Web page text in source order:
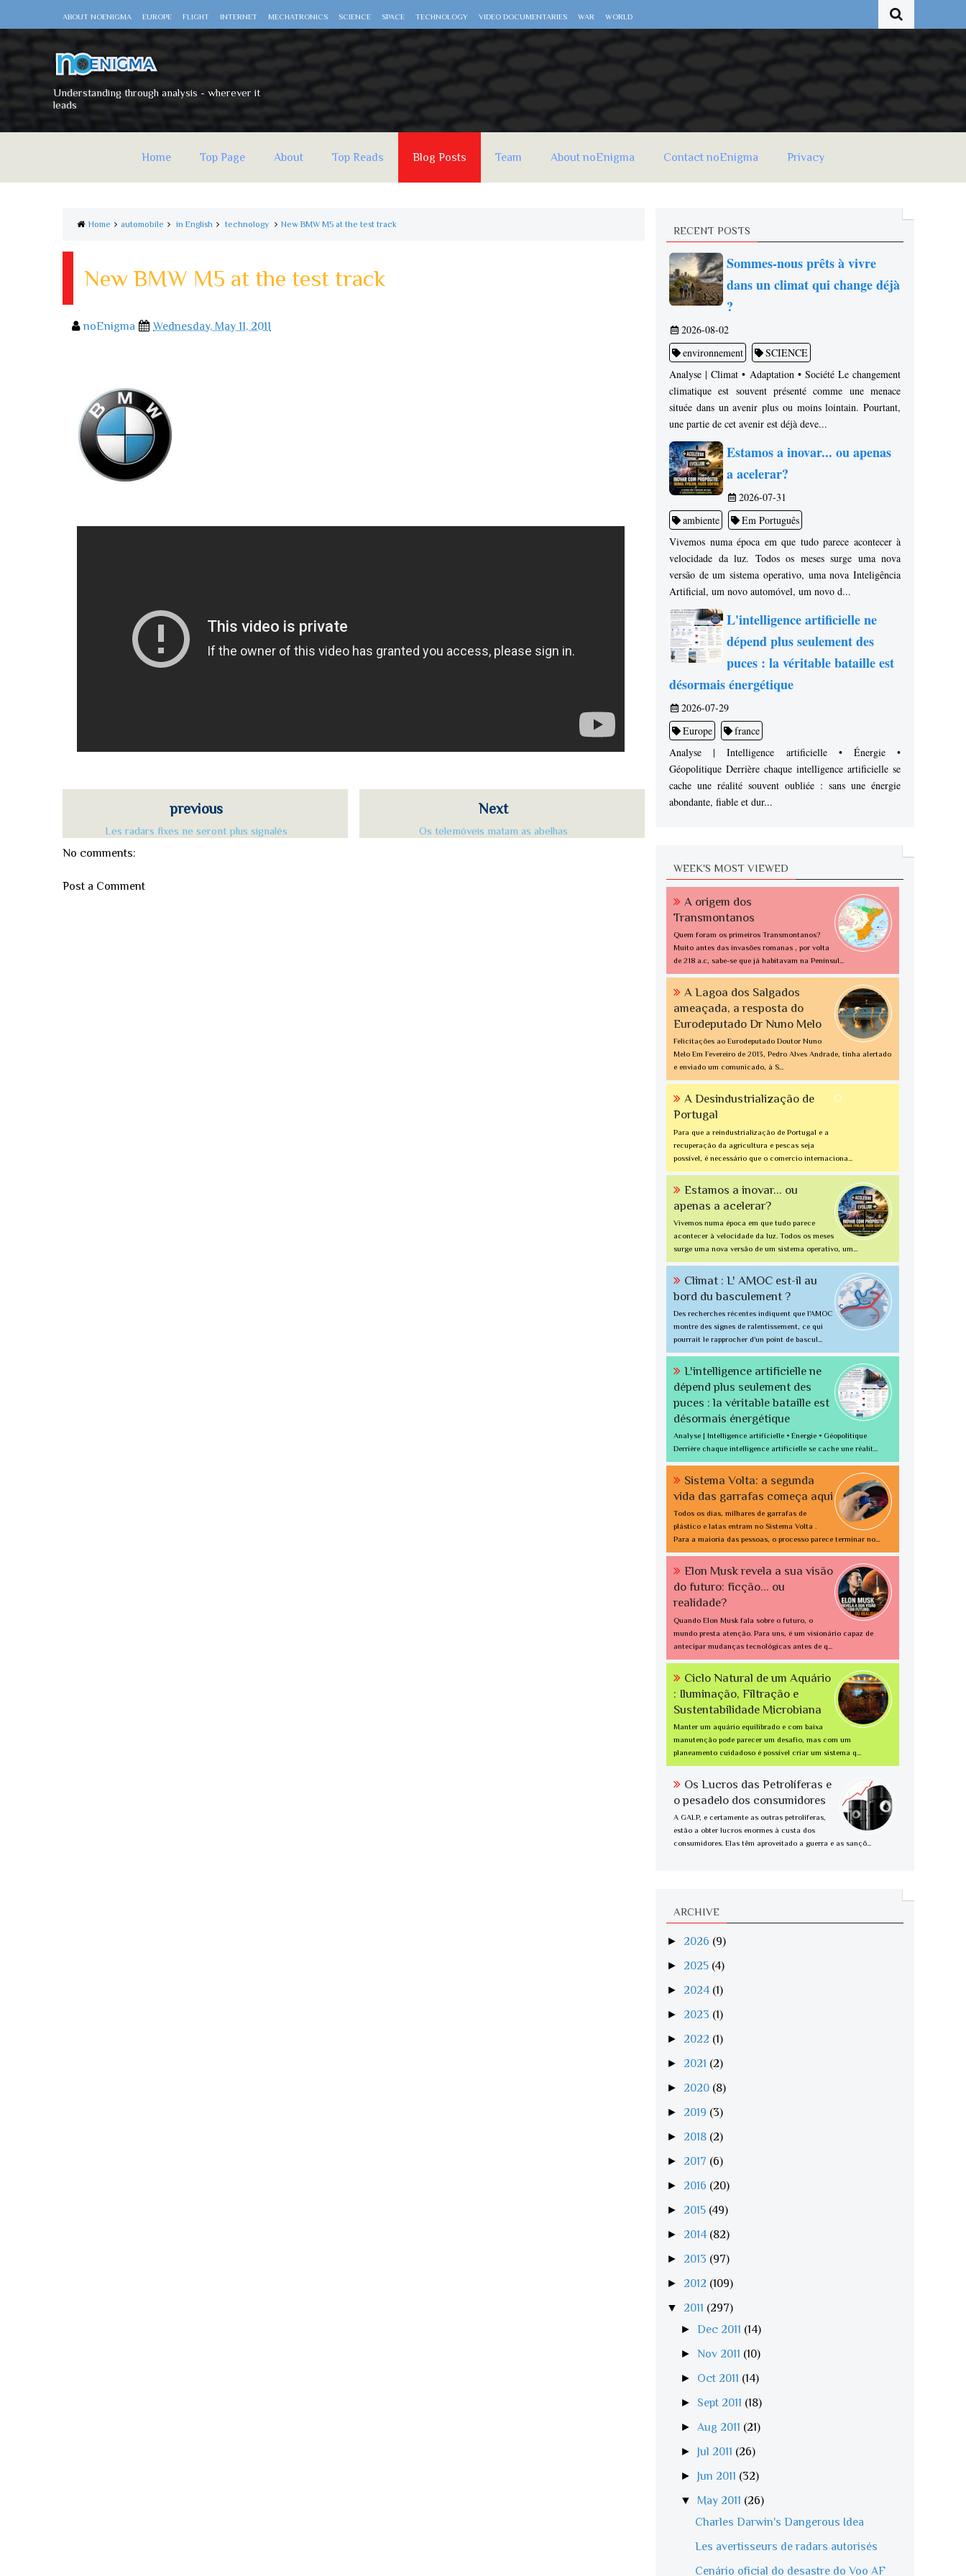
ABOUT NOENIGMA EUROPE FLIGHT INTERNET MECHATRONICS SCIENCE SPACE TECHNOLOGY VIDEO DOCUMENTARIES WAR WORLD
Understanding through analysis - wherever it
leads
Home Top Page About Top Reads Blog Posts Team About noEnigma Contact noEnigma Privacy
Home automobile in English technology New BMW M5 at the test track
New BMW M5 at the test track
noEnigma Wednesday, May 11, 2011
Next
Os telemóveis matam as abelhas
previous
Les radars fixes ne seront plus signalés
No comments:
Post a Comment
RECENT POSTS
Sommes-nous prêts à vivre
dans un climat qui change déjà
?
2026-08-02
environnement
SCIENCE
Analyse | Climat • Adaptation • Société Le changement
climatique est souvent présenté comme une menace
située dans un avenir plus ou moins lointain. Pourtant,
une partie de cet avenir est déjà deve...
Estamos a inovar... ou apenas
a acelerar?
2026-07-31
ambiente
Em Português
Vivemos numa época em que tudo parece acontecer à
velocidade da luz. Todos os meses surge uma nova
versão de um sistema operativo, uma nova Inteligência
Artificial, um novo automóvel, um novo d...
L'intelligence artificielle ne
dépend plus seulement des
puces : la véritable bataille est
désormais énergétique
2026-07-29
Europe
france
Analyse | Intelligence artificielle • Énergie •
Géopolitique Derrière chaque intelligence artificielle se
cache une réalité souvent oubliée : sans une énergie
abondante, fiable et dur...
WEEK'S MOST VIEWED
A origem dos
Transmontanos
Quem foram os primeiros Transmontanos?
Muito antes das invasões romanas , por volta
de 218 a.c, sabe-se que já habitavam na Penínsul...
A Lagoa dos Salgados
ameaçada, a resposta do
Eurodeputado Dr Nuno Melo
Felicitações ao Eurodeputado Doutor Nuno
Melo Em Fevereiro de 2013, Pedro Alves Andrade, tinha alertado
e enviado um comunicado, à S...
A Desindustrialização de
Portugal
Para que a reindustrialização de Portugal e a
recuperação da agricultura e pescas seja
possível, é necessário que o comercio internaciona...
Estamos a inovar... ou
apenas a acelerar?
Vivemos numa época em que tudo parece
acontecer à velocidade da luz. Todos os meses
surge uma nova versão de um sistema operativo, um...
Climat : L' AMOC est-il au
bord du basculement ?
Des recherches récentes indiquent que l'AMOC
montre des signes de ralentissement, ce qui
pourrait le rapprocher d'un point de bascul...
L'intelligence artificielle ne
dépend plus seulement des
puces : la véritable bataille est
désormais énergétique
Analyse | Intelligence artificielle • Énergie • Géopolitique
Derrière chaque intelligence artificielle se cache une réalit...
Sistema Volta: a segunda
vida das garrafas começa aqui
Todos os dias, milhares de garrafas de
plástico e latas entram no Sistema Volta .
Para a maioria das pessoas, o processo parece terminar no...
Elon Musk revela a sua visão
do futuro: ficção... ou
realidade?
Quando Elon Musk fala sobre o futuro, o
mundo presta atenção. Para uns, é um visionário capaz de
antecipar mudanças tecnológicas antes de q...
Ciclo Natural de um Aquário
: Iluminação, Filtração e
Sustentabilidade Microbiana
Manter um aquário equilibrado e com baixa
manutenção pode parecer um desafio, mas com um
planeamento cuidadoso é possível criar um sistema q...
Os Lucros das Petrolíferas e
o pesadelo dos consumidores
A GALP, e certamente as outras petrolíferas,
estão a obter lucros enormes à custa dos
consumidores. Elas têm aproveitado a guerra e as sançõ...
ARCHIVE
► 2026 (9)
► 2025 (4)
► 2024 (1)
► 2023 (1)
► 2022 (1)
► 2021 (2)
► 2020 (8)
► 2019 (3)
► 2018 (2)
► 2017 (6)
► 2016 (20)
► 2015 (49)
► 2014 (82)
► 2013 (97)
► 2012 (109)
▼ 2011 (297)
►Dec 2011 (14)
►Nov 2011 (10)
► Oct 2011 (14)
► Sept 2011 (18)
► Aug 2011 (21)
► Jul 2011 (26)
► Jun 2011 (32)
▼ May 2011 (26)
Charles Darwin's Dangerous Idea
Les avertisseurs de radars autorisés
Cenário oficial do desastre do Voo AF